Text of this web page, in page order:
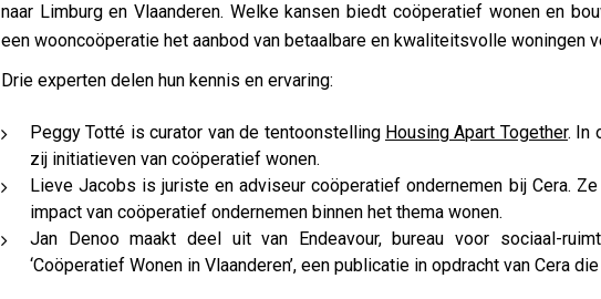
naar Limburg en Vlaanderen. Welke kansen biedt coöperatief wonen en
een wooncoöperatie het aanbod van betaalbare en kwaliteitsvolle woningen
Drie experten delen hun kennis en ervaring:
Peggy Totté is curator van de tentoonstelling Housing Apart Together. In
zij initiatieven van coöperatief wonen.
Lieve Jacobs is juriste en adviseur coöperatief ondernemen bij Cera.
impact van coöperatief ondernemen binnen het thema wonen.
Jan Denoo maakt deel uit van Endeavour, bureau voor sociaal-
‘Coöperatief Wonen in Vlaanderen’, een publicatie in opdracht van Cera